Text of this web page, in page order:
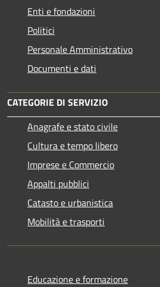
Enti e fondazioni
Politici
Personale Amministrativo
Documenti e dati
CATEGORIE DI SERVIZIO
Anagrafe e stato civile
Cultura e tempo libero
Imprese e Commercio
Appalti pubblici
Catasto e urbanistica
Mobilità e trasporti
Educazione e formazione